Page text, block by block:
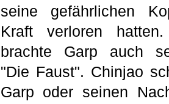
seine gefährlichen
Kraft verloren
brachte Garp auch
"Die Faust". Chinjao
Garp oder seinen